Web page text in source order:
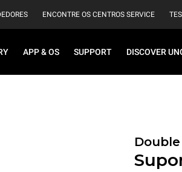
ENCONTRE OS CENTROS SERVICE
APP & OS SUPPORT DISCOVER